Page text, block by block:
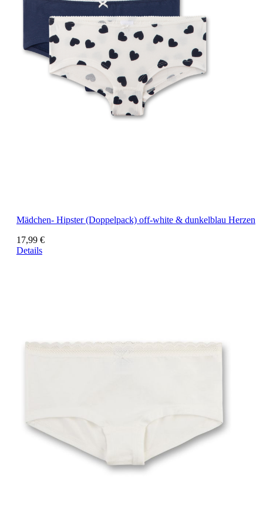
Mädchen- Hipster (Doppelpack) off-white & dunkelblau Herzen
17,99 €
Details